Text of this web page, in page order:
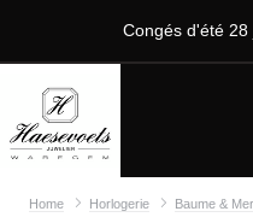
Congés d'été 28
Home Horlogerie Baume &